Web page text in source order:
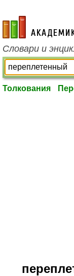
academic.ru
Словари и
Толкования